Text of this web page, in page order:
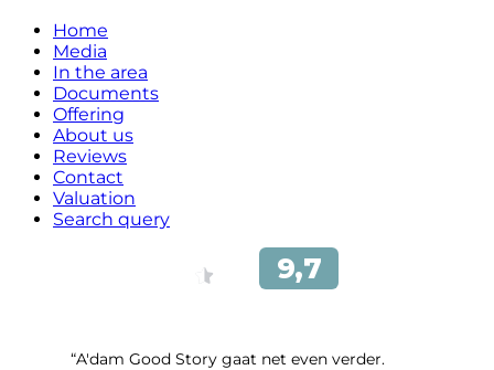
Home
Media
In the area
Documents
Offering
About us
Reviews
Contact
Valuation
Search query
“A'dam Good Story gaat net even verder.